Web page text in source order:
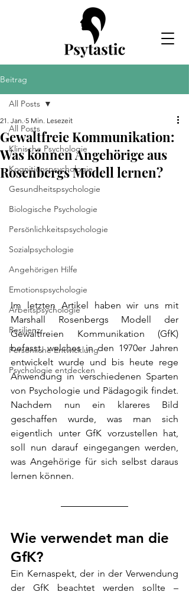
Beitrag
All Posts
Klinische Psychologie
Kognitionspsychologie
Gesundheitspsychologie
Biologische Psychologie
Persönlichkeitspsychologie
Sozialpsychologie
Angehörigen Hilfe
Emotionspsychologie
Arbeitspsychologie
Resilienz
Persönliche Entwicklung
Psychologie entdecken
All Posts
Gewaltfreie Kommunikation:
Was können Angehörige aus
Rosenbergs Modell lernen?
21. Jan. 5 Min. Lesezeit
Im letzten Artikel haben wir uns mit
Marshall Rosenbergs Modell der
Gewaltfreien Kommunikation (GfK)
befasst, welches in den 1970er Jahren
entwickelt wurde und bis heute rege
Anwendung in verschiedenen Sparten
von Psychologie und Pädagogik findet.
Nachdem nun ein klareres Bild
geschaffen wurde, was man sich
eigentlich unter GfK vorzustellen hat,
soll nun darauf eingegangen werden,
was Angehörige für sich selbst daraus
lernen können.
Wie verwendet man die
GfK?
Ein Kernaspekt, der in der Verwendung
der GfK beachtet werden sollte –